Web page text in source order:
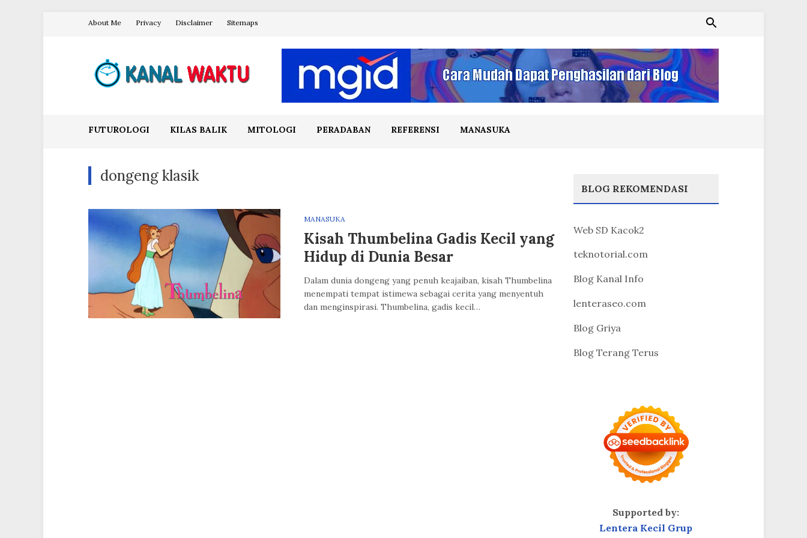
About Me Privacy Disclaimer Sitemaps
FUTUROLOGI KILAS BALIK MITOLOGI PERADABAN REFERENSI MANASUKA
dongeng klasik
MANASUKA
Kisah Thumbelina Gadis Kecil yang
Hidup di Dunia Besar
Dalam dunia dongeng yang penuh keajaiban, kisah Thumbelina
menempati tempat istimewa sebagai cerita yang menyentuh
dan menginspirasi. Thumbelina, gadis kecil…
BLOG REKOMENDASI
Web SD Kacok2
teknotorial.com
Blog Kanal Info
lenteraseo.com
Blog Griya
Blog Terang Terus
Supported by:
Lentera Kecil Grup